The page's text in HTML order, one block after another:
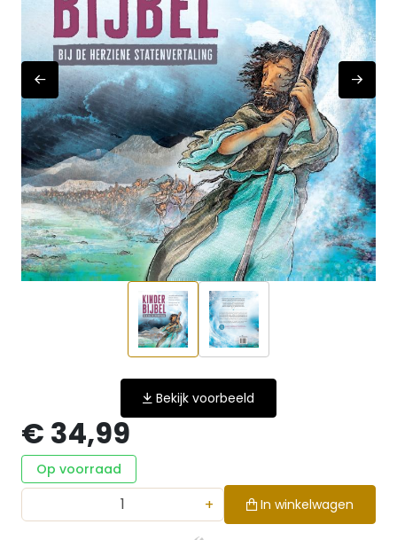
Bekijk voorbeeld
€ 34,99
Op voorraad
+ In winkelwagen